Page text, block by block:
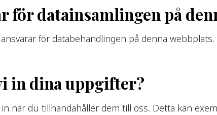
för datainsamlingen på
för databehandlingen på denna
in dina uppgifter?
när du tillhandahåller dem till oss. Detta kan